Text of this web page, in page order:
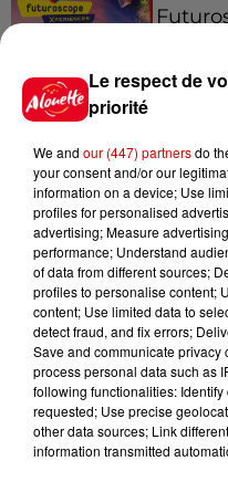
en jet
Podcasts
Kelly
Le respect de
priorité
We and our (447) partnersdo
your consent and/or our
information on a device; Use
profiles for personalised
advertising; Measure
performance; Understand
of data from different sources;
profiles to personalise content;
content; Use limited data to
detect fraud, and fix errors;
Save and communicate
process personal data such as
following functionalities:
requested; Use precise
other data sources; Link
information transmitted